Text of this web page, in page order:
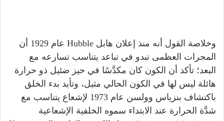
وخلاصة القول أنه منذ إعلان هابل Hubble عام 1929 أن
المجرات العظمى تبدو في تباعد يتناسب تسارعه مع
البعد؛ تأكد أن الكون كان مكدَّسًا في حيز ضئيل ذو حرارة
هائلة ليس لها في الكون الحالي مثيل، وتأيد بدء الخلق
باكتشاف بنزياس وولسن عام 1973 لإشعاع يتناسب مع
شدَّة الحرارة عند الابتداء سموه الخلفية الإشعاعية